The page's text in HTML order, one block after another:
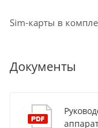
Sim-карты в
Документы